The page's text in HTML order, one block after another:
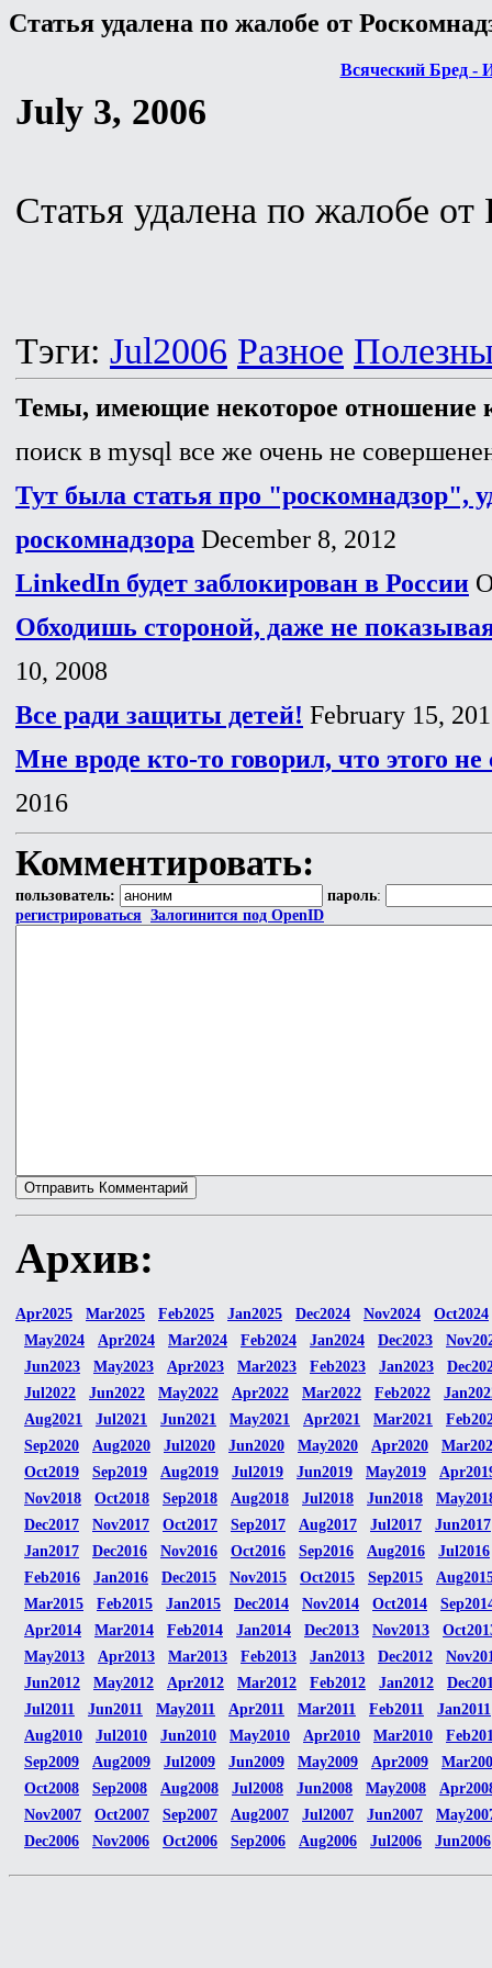
Статья удалена по жалобе от
Всяческий Бред -
July 3, 2006
Статья удалена по жалобе от
Тэги: Jul2006 Разное
Темы, имеющие некоторое отношение
поиск в mysql все же очень не
Тут была статья про "роскомнадзор",
роскомнадзора December 8, 2012
LinkedIn будет заблокирован в России
Обходишь стороной, даже не
10, 2008
Все ради защиты детей! February 15,
Мне вроде кто-то говорил, что этого не
2016
Комментировать:
пользователь: пароль:
регистрироваться Залогинится под OpenID
Архив:
Apr2025 Mar2025 Feb2025 Jan2025 Dec2024 Nov2024
Oct2024
May2024
Apr2024 Mar2024 Feb2024 Jan2024 Dec2023
Jun2023
May2023 Apr2023 Mar2023 Feb2023 Jan2023
Jul2022
Jun2022 May2022 Apr2022 Mar2022 Feb2022
Aug2021
Jul2021 Jun2021 May2021 Apr2021 Mar2021
Sep2020
Aug2020 Jul2020 Jun2020 May2020 Apr2020
Oct2019
Sep2019 Aug2019 Jul2019 Jun2019 May2019
Nov2018
Oct2018 Sep2018 Aug2018 Jul2018 Jun2018
Dec2017
Nov2017 Oct2017 Sep2017 Aug2017 Jul2017
Jun2017
Jan2017
Dec2016 Nov2016 Oct2016 Sep2016 Aug2016
Jul2016
Feb2016
Jan2016 Dec2015 Nov2015 Oct2015 Sep2015
Mar2015
Feb2015 Jan2015 Dec2014 Nov2014 Oct2014
Apr2014
Mar2014 Feb2014 Jan2014 Dec2013 Nov2013
May2013
Apr2013 Mar2013 Feb2013 Jan2013 Dec2012
Jun2012
May2012 Apr2012 Mar2012 Feb2012 Jan2012
Jul2011
Jun2011 May2011 Apr2011 Mar2011 Feb2011
Jan2011
Aug2010
Jul2010 Jun2010 May2010 Apr2010 Mar2010
Sep2009
Aug2009 Jul2009 Jun2009 May2009 Apr2009
Oct2008
Sep2008 Aug2008 Jul2008 Jun2008 May2008
Nov2007
Oct2007 Sep2007 Aug2007 Jul2007 Jun2007
Dec2006
Nov2006 Oct2006 Sep2006 Aug2006 Jul2006 Jun2006